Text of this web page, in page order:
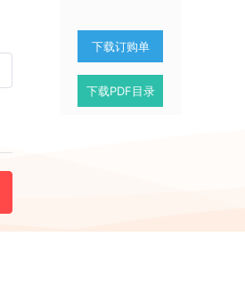
下载订购单
下载PDF目录